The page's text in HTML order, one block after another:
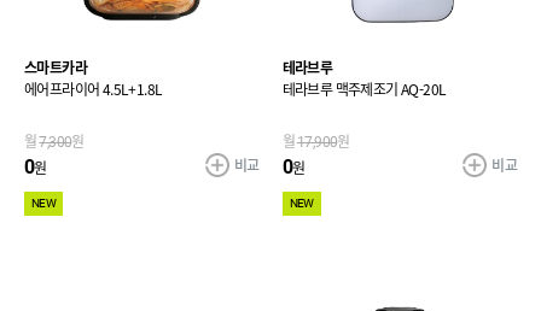
스마트카라
에어프라이어 4.5L+1.8L
월7,300원
0원
NEW
비교
테라브루
테라브루 맥주제조기 AQ-20L
월17,900원
0원
NEW
비교